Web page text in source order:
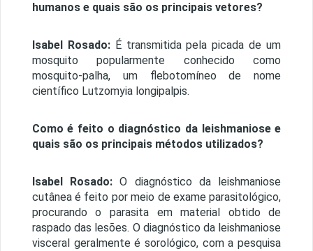
humanos e quais são os principais vetores?
Isabel Rosado: É transmitida pela picada de um
mosquito popularmente conhecido como
mosquito-palha, um flebotomíneo de nome
científico Lutzomyia longipalpis.
Como é feito o diagnóstico da leishmaniose e
quais são os principais métodos utilizados?
Isabel Rosado:O diagnóstico da leishmaniose
cutânea é feito por meio de exame parasitológico,
procurando o parasita em material obtido de
raspado das lesões. O diagnóstico da leishmaniose
visceral geralmente é sorológico, com a pesquisa